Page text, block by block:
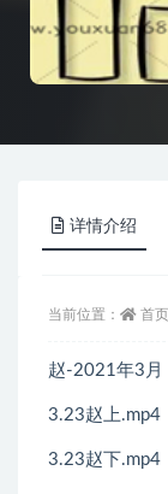
详情介绍
当前位置： 首页
赵-2021年3月
3.23赵上.mp4
3.23赵下.mp4